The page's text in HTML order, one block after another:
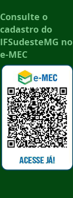
Consulte o
cadastro do
IFSudesteMG no
e-MEC